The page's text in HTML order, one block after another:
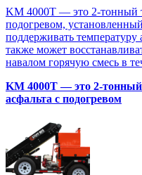
KM 4000T — это 2-тонный
подогревом,
поддерживать температуру
также может
навалом горячую смесь в
KM 4000T — это 2-тонный
асфальта с подогревом